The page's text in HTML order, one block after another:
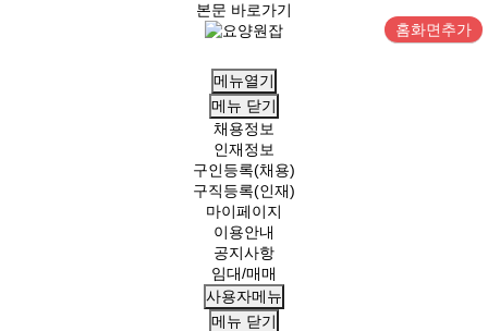
본문 바로가기
홈화면추가
메뉴열기
메뉴 닫기
채용정보
인재정보
구인등록(채용)
구직등록(인재)
마이페이지
이용안내
공지사항
임대/매매
사용자메뉴
메뉴 닫기